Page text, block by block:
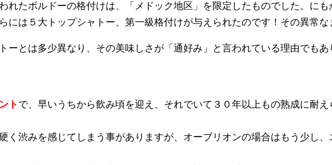
れたボルドーの格付けは、「メドック地区」を限定したものでした。に
には５大トップシャトー、第一級格付けが与えられたのです！その異常
とは多少異なり、その美味しさが「通好み」と言われている理由でもあ
ト で、早いうちから飲み頃を迎え、それでいて３０年以上もの熟成に耐え
渋みを感じてしまう事がありますが、オーブリオンの場合はもう少し、